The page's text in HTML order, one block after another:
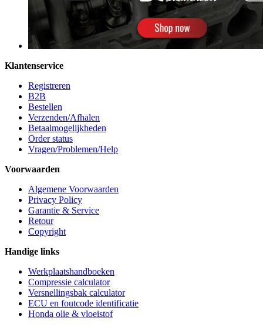
Klantenservice
Registreren
B2B
Bestellen
Verzenden/Afhalen
Betaalmogelijkheden
Order status
Vragen/Problemen/Help
Voorwaarden
Algemene Voorwaarden
Privacy Policy
Garantie & Service
Retour
Copyright
Handige links
Werkplaatshandboeken
Compressie calculator
Versnellingsbak calculator
ECU en foutcode identificatie
Honda olie & vloeistof